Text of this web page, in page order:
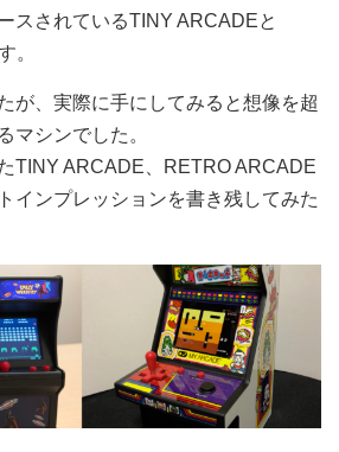
スされているTINY ARCADEと
。
が、実際に手にしてみると想像を超
マシンでした。
TINY ARCADE、RETRO ARCADE
インプレッションを書き残してみた